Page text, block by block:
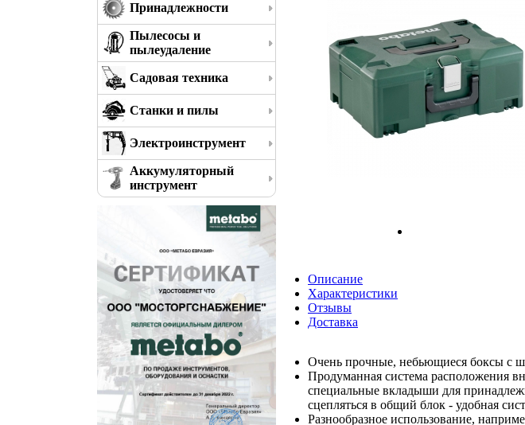
Принадлежности
Пылесосы и
пылеудаление
Садовая техника
Станки и пилы
Электроинструмент
Аккумуляторный
инструмент
Описание
Характеристики
Отзывы
Доставка
Очень прочные, небьющиеся боксы с
Продуманная система расположения
специальные вкладыши для
сцепляться в общий блок - удобная
Разнообразное использование,